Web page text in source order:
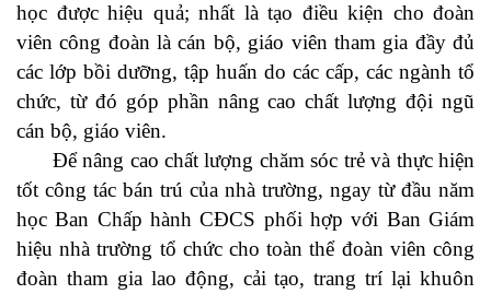
học được hiệu quả; nhất là tạo điều kiện cho đoàn
viên công đoàn là cán bộ, giáo viên tham gia đầy đủ
các lớp bồi dưỡng, tập huấn do các cấp, các ngành tổ
chức, từ đó góp phần nâng cao chất lượng đội ngũ
cán bộ, giáo viên.
Để nâng cao chất lượng chăm sóc trẻ và thực hiện
tốt công tác bán trú của nhà trường, ngay từ đầu năm
học Ban Chấp hành CĐCS phối hợp với Ban Giám
hiệu nhà trường tổ chức cho toàn thể đoàn viên công
đoàn tham gia lao động, cải tạo, trang trí lại khuôn